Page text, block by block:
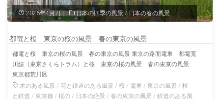
2026年4月7日 日本の四季の風景 / 日本の春の風景
都電と桜 東京の桜の風景 春の東京の風景
都電と桜 東京の桜の風景 春の東京の風景 東京の路面電車 都電荒
川線（東京さくらトラム）と桜 東京の桜の風景 春の東京の風景
東京都荒川区
木のある風景 /花と鉄道のある風景 /桜 / 電車 / 東京の風景 /桜
と鉄道 / 東京都 /桜の / 日本の絶景 /春の東京の風景 /鉄道のある風